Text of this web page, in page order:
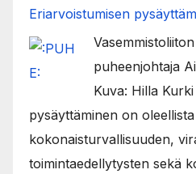
Eriarvoistumisen
puheenjohtaja
Kuva: Hilla
pysäyttäminen on oleellista
kokonaisturvallisuuden,
toimintaedellytysten sekä